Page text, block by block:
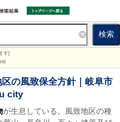
検索
す]
の風致保全方針｜岐阜市
city
が生息している。風致地区の種